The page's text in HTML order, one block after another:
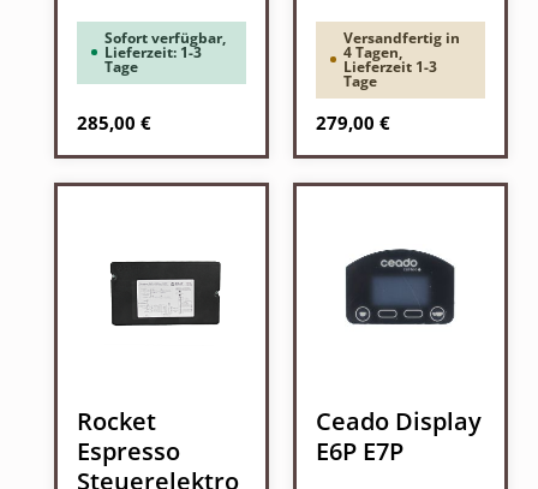
Sofort verfügbar,
Lieferzeit: 1-3
Tage
Regulärer Preis:
285,00 €
Versandfertig in
4 Tagen,
Lieferzeit 1-3
Tage
Regulärer Preis:
279,00 €
Rocket
Espresso
Steuerelektro
Ceado Display
E6P E7P